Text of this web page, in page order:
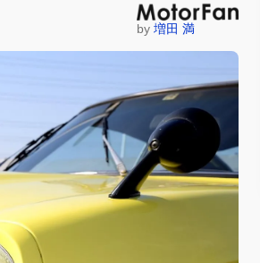
by 増田 満